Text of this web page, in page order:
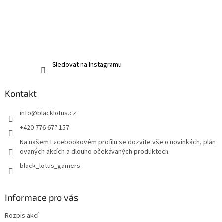
Sledovat na Instagramu
Kontakt
info@blacklotus.cz
+420 776 677 157
Na našem Facebookovém profilu se dozvíte vše o novinkách, plán
ovaných akcích a dlouho očekávaných produktech.
black_lotus_gamers
Informace pro vás
Rozpis akcí